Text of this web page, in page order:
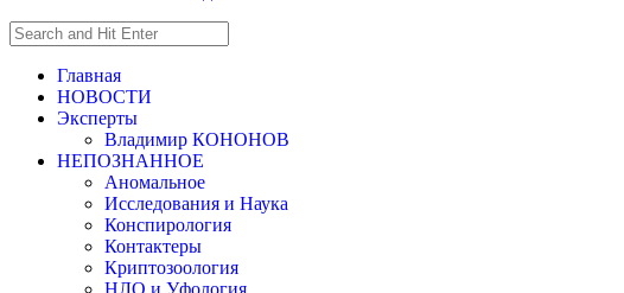
Главная
НОВОСТИ
Эксперты
Владимир КОНОНОВ
НЕПОЗНАННОЕ
Аномальное
Исследования и Наука
Конспирология
Контактеры
Криптозоология
НЛО и Уфология